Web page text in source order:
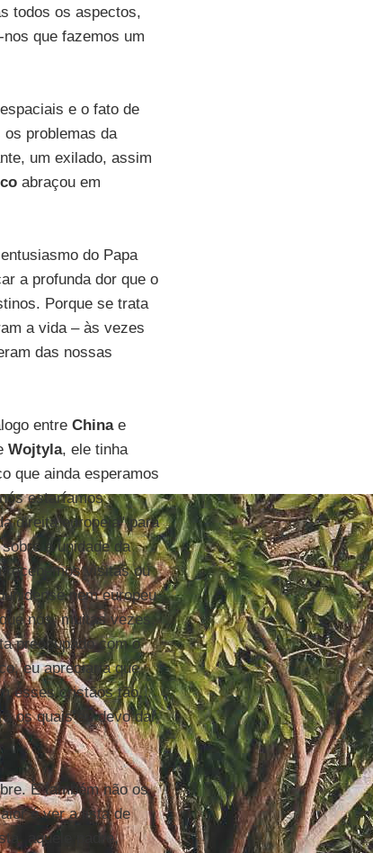
todos os aspectos,
que fazemos um
e o fato de
problemas da
um exilado, assim
abraçou em
do Papa
a profunda dor que o
Porque se trata
a vida – às vezes
das nossas
entre Chinae
Wojtyla, ele tinha
que ainda esperamos
estaríamos
direita europeia" para
a unidade da
recebemos visitas ou
nem europeu.
nós, muitas vezes,
preocupado com o
eu apreciaria que
esses cristãos tão...
os quais eu devo dar
E também não os
é ver a lista de
aquele padre,